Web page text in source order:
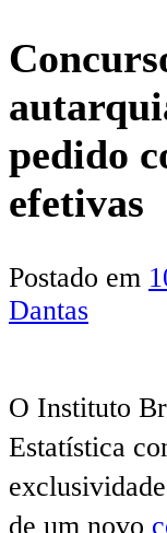
pedido
efetivas
Postado em
Dantas
O Instituto
Estatística
de um novo